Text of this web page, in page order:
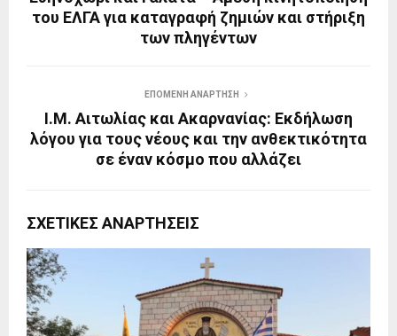
του ΕΛΓΑ για καταγραφή ζημιών και στήριξη
των πληγέντων
ΕΠΌΜΕΝΗ ΑΝΆΡΤΗΣΗ
Ι.Μ. Αιτωλίας και Ακαρνανίας: Εκδήλωση
λόγου για τους νέους και την ανθεκτικότητα
σε έναν κόσμο που αλλάζει
ΣΧΕΤΙΚΈΣ ΑΝΑΡΤΉΣΕΙΣ